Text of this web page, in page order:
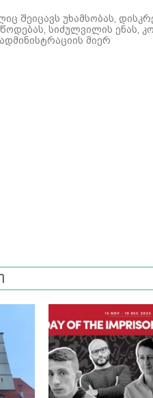
შეიცავს უხამსობას,
სიძულვილის ენას,
მიერ